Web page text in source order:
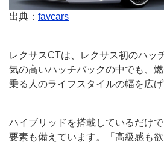
出典： favcars
レクサスCTは、レクサス初のハッ
気の高いハッチバックの中でも、
乗る人のライフスタイルの幅を広げ
ハイブリッドを搭載しているだけ
要素も備えています。「高級感も